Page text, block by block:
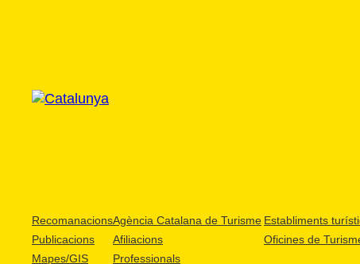
Recomanacions
Publicacions
Mapes/GIS
Agència Catalana de Turisme
Afiliacions
Professionals
Establiments
Oficines de